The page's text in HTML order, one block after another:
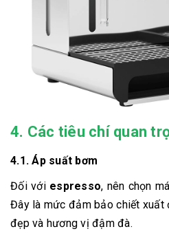
4. Các tiêu chí quan
4.1. Áp suất bơm
Đối với espresso, nên chọn
Đây là mức đảm bảo chiết xuất
đẹp và hương vị đậm đà.